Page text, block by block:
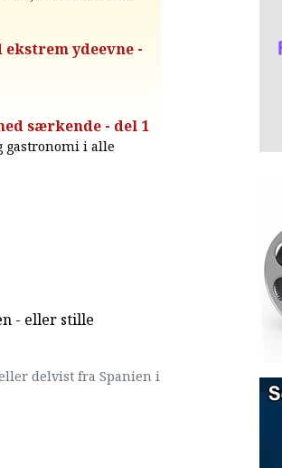
ydeevne -
særkende - del 1
gastronomi i alle
- eller stille
delvist fra Spanien i